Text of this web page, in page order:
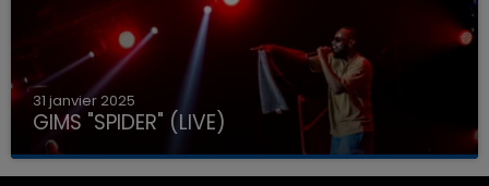
31 janvier 2025
GIMS "SPIDER" (LIVE)